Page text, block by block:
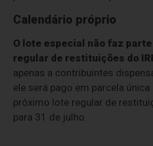
Calendário próprio
O lote especial não faz
regular de restituições do
apenas a contribuintes
ele será pago em parcela
próximo lote regular de
para 31 de julho.